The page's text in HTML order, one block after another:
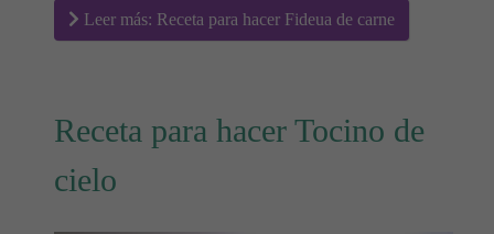
Leer más: Receta para hacer Fideua de carne
Receta para hacer Tocino de
cielo